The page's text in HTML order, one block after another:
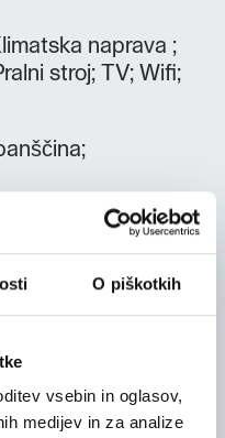
O piškotkih
vsebin in oglasov,
medijev in za analize
naprava ;
stroj; TV; Wifi;